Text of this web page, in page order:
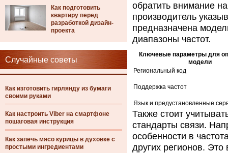
Как подготовить
квартиру перед
разработкой дизайн-
проекта
Случайные советы
Как изготовить гирлянду из бумаги
своими руками
Как настроить Viber на смартфоне
пошаговая инструкция
Как запечь мясо курицы в духовке с
простыми ингредиентами
обратить внимание
производитель
предназначена
диапазоны частот.
Ключевые параметры для
модели
Региональный код
Поддержка частот
Язык и предустановленные
Также стоит
стандарты связи.
особенности в
других регионов.